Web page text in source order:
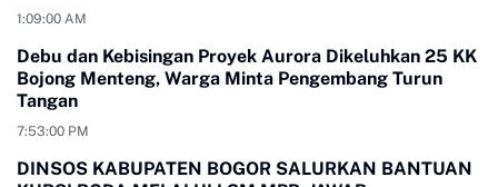
1:09:00 AM
Debu dan Kebisingan Proyek Aurora Dikeluhkan 25 KK
Bojong Menteng, Warga Minta Pengembang Turun
Tangan
7:53:00 PM
DINSOS KABUPATEN BOGOR SALURKAN BANTUAN